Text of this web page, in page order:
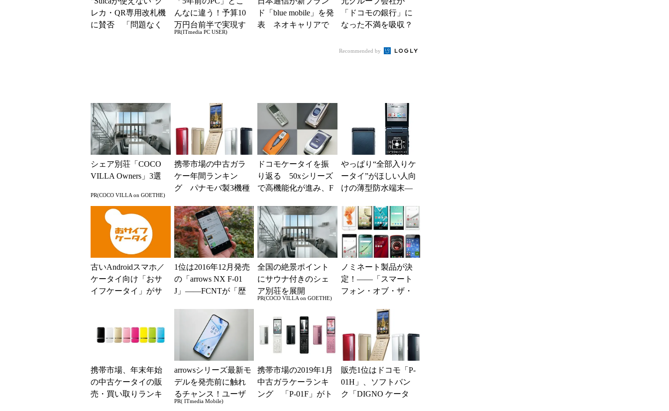
レカ・QR専用改札機
に賛否 「問題なく
んなに違う！予算10
万円台前半で実現す
る快適PCライフ
PR(ITmedia PC USER)
ド「blue mobile」を発
表 ネオキャリアで
「ドコモの銀行」に
なった不満を吸収？
BIの銀行」として最
Recommended by
シェア別荘「COCO
VILLA Owners」3選
PR(COCO VILLA on GOETHE)
携帯市場の中古ガラ
ケー年間ランキン
グ パナモバ製3機種
ドコモケータイを振
り返る 50xシリーズ
で高機能化が進み、F
押し
やっぱり“全部入りケ
ータイ”がほしい人向
けの薄型防水端末―
古いAndroidスマホ／
ケータイ向け「おサ
イフケータイ」がサ
1位は2016年12月発売
の「arrows NX F-01
J」――FCNTが「歴
全国の絶景ポイント
にサウナ付きのシェ
ア別荘を展開
PR(COCO VILLA on GOETHE)
ノミネート製品が決
定！――「スマート
フォン・オブ・ザ・
携帯市場、年末年始
の中古ケータイの販
売・買い取りランキ
arrowsシリーズ最新モ
デルを発売前に触れ
るチャンス！ユーザ
ー座談会開催
PR( ITmedia Mobile)
携帯市場の2019年1月
中古ガラケーランキ
ング 「P-01F」がト
販売1位はドコモ「P-
01H」、ソフトバン
ク「DIGNO ケータ